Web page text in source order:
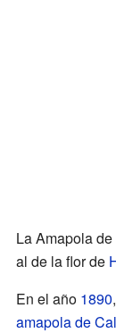
La Amapola
al de la flor de
En el año 1890
amapola de